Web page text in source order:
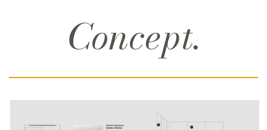
Concept.